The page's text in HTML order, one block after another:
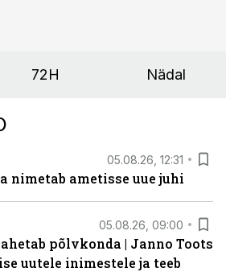
72H Nädal
05.08.26, 12:31
nimetab ametisse uue juhi
05.08.26, 09:00
põlvkonda | Janno Toots
uutele inimestele ja teeb